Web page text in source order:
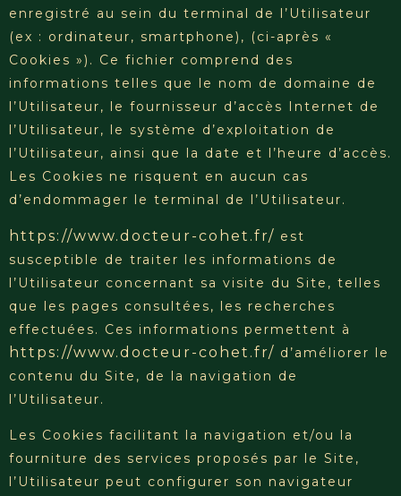
enregistré au sein du terminal de l’Utilisateur
(ex : ordinateur, smartphone), (ci-après «
Cookies »). Ce fichier comprend des
informations telles que le nom de domaine de
l’Utilisateur, le fournisseur d’accès Internet de
l’Utilisateur, le système d’exploitation de
l’Utilisateur, ainsi que la date et l’heure d’accès.
Les Cookies ne risquent en aucun cas
d’endommager le terminal de l’Utilisateur.
https://www.docteur-cohet.fr/ est
susceptible de traiter les informations de
l’Utilisateur concernant sa visite du Site, telles
que les pages consultées, les recherches
effectuées. Ces informations permettent à
https://www.docteur-cohet.fr/ d’améliorer le
contenu du Site, de la navigation de
l’Utilisateur.
Les Cookies facilitant la navigation et/ou la
fourniture des services proposés par le Site,
l’Utilisateur peut configurer son navigateur